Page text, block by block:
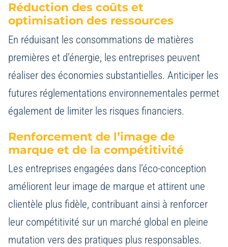
Réduction des coûts et
optimisation des ressources
En réduisant les consommations de matières
premières et d’énergie, les entreprises peuvent
réaliser des économies substantielles. Anticiper les
futures réglementations environnementales permet
également de limiter les risques financiers.
Renforcement de l’image de
marque et de la compétitivité
Les entreprises engagées dans l’éco-conception
améliorent leur image de marque et attirent une
clientèle plus fidèle, contribuant ainsi à renforcer
leur compétitivité sur un marché global en pleine
mutation vers des pratiques plus responsables.